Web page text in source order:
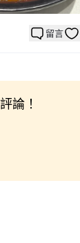
留言
論！